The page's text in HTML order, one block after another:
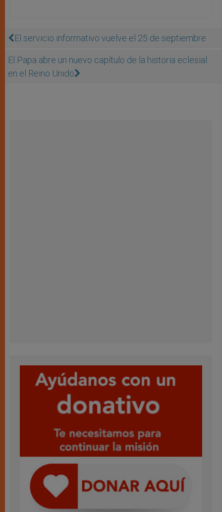
El servicio informativo vuelve el 25 de septiembre
El Papa abre un nuevo capítulo de la historia eclesial
en el Reino Unido